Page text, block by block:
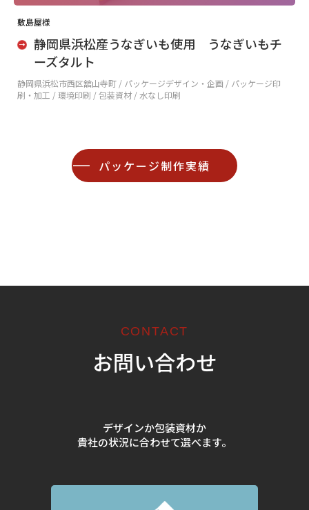
敷島屋様
静岡県浜松産うなぎいも使用 うなぎいもチ
ーズタルト
静岡県浜松市西区舘山寺町 / パッケージデザイン・企画 / パッケージ印
刷・加工 / 環境印刷 / 包装資材 / 水なし印刷
パッケージ制作実績
CONTACT
お問い合わせ
デザインか包装資材か
貴社の状況に合わせて選べます。